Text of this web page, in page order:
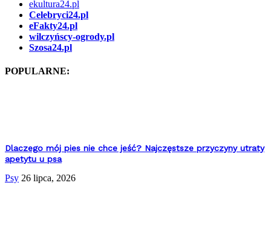
ekultura24.pl
Celebryci24.pl
eFakty24.pl
wilczyńscy-ogrody.pl
Szosa24.pl
POPULARNE:
Dlaczego mój pies nie chce jeść? Najczęstsze przyczyny utraty
apetytu u psa
Psy 26 lipca, 2026